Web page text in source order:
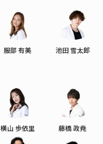
服部 有美 池田 雪太郎
横山 歩依里 藤橋 政尭